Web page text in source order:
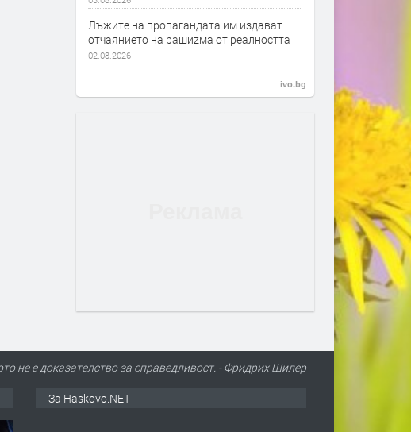
Лъжите на пропагандата им издават
отчаянието на рашиzма от реалността
02.08.2026
ivo.bg
не е доказателство за справедливост. - Фридрих Шилер
За Haskovo.NET